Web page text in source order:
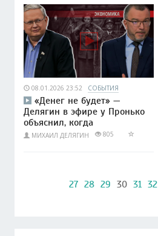
08.01.2026 23:52 СОБЫТИЯ
«Денег не будет» —
Делягин в эфире у Пронько
объяснил, когда
МИХАИЛ ДЕЛЯГИН 805
27 28 29 30 31 32